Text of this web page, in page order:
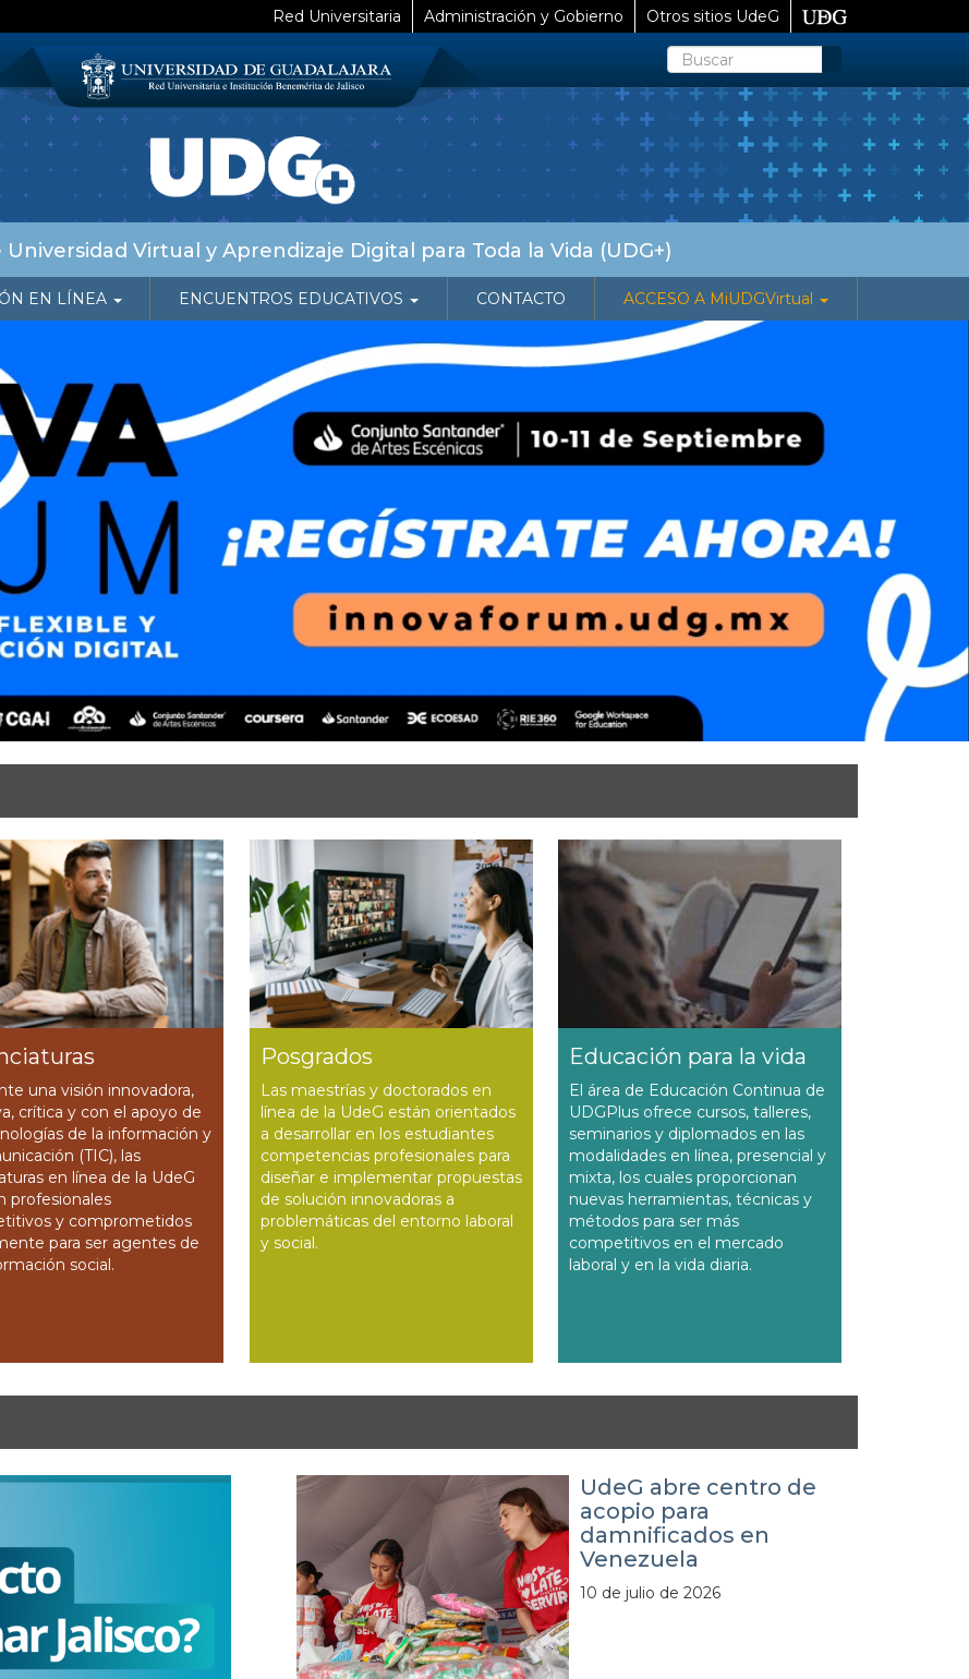
Red Universitaria Administración y Gobierno
Otros sitios UdeG
Buscar
Virtual y Aprendizaje Digital para Toda la Vida (UDG+)
EN LÍNEA ENCUENTROS EDUCATIVOS CONTACTO ACCESO A MiUDGVirtual
una visión innovadora,
crítica y con el apoyo de
de la información y
(TIC), las
en línea de la UdeG
profesionales
y comprometidos
para ser agentes de
social.
Posgrados
Las maestrías y doctorados en
línea de la UdeG están orientados
a desarrollar en los estudiantes
competencias profesionales para
diseñar e implementar propuestas
de solución innovadoras a
problemáticas del entorno laboral
y social.
Educación para la vida
El área de Educación Continua de
UDGPlus ofrece cursos, talleres,
seminarios y diplomados en las
modalidades en línea, presencial y
mixta, los cuales proporcionan
nuevas herramientas, técnicas y
métodos para ser más
competitivos en el mercado
laboral y en la vida diaria.
UdeG abre centro de
acopio para
damnificados en
Venezuela
10 de julio de 2026